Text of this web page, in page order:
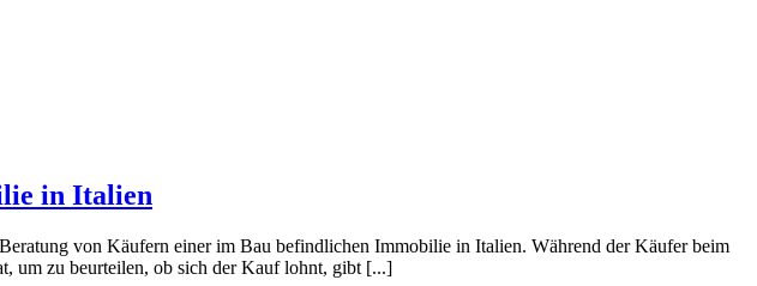
in Italien
von Käufern einer im Bau befindlichen Immobilie in Italien. Während der Käufer beim
um zu beurteilen, ob sich der Kauf lohnt, gibt [...]